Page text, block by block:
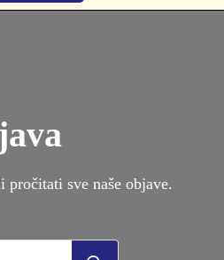
sve naše objave.